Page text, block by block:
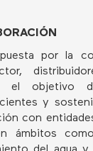
por la
el objetivo
y
con
ámbitos